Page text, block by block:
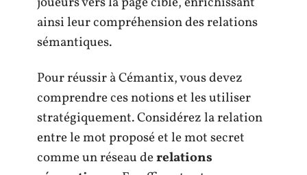
ainsi leur compréhension des relations
sémantiques.
Pour réussir à Cémantix, vous devez
comprendre ces notions et les utiliser
stratégiquement. Considérez la relation
entre le mot proposé et le mot secret
comme un réseau derelations